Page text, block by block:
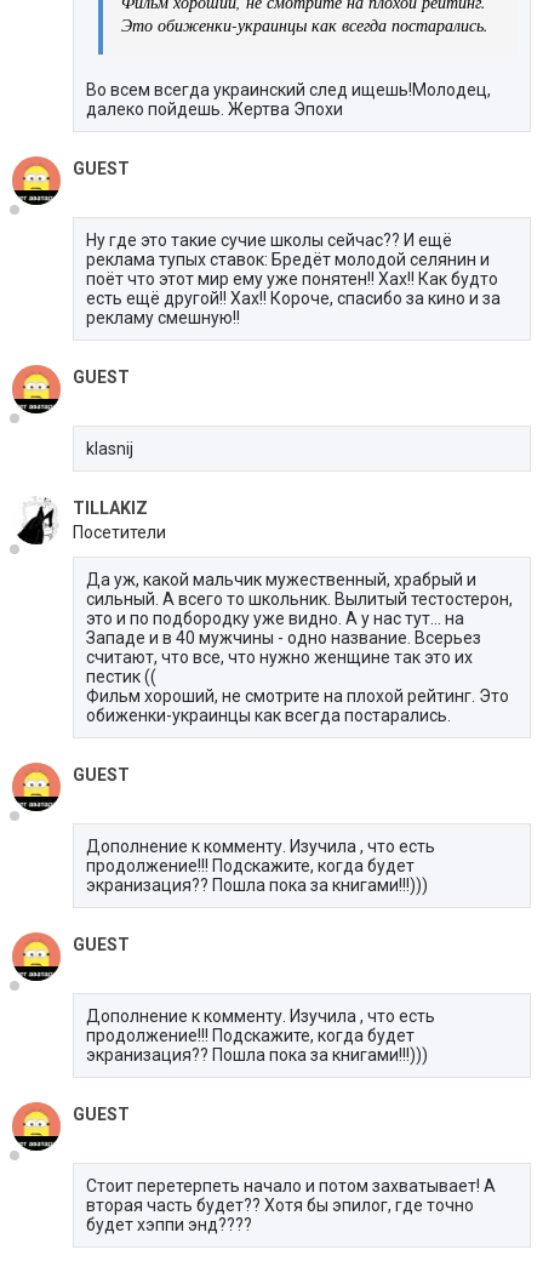
Это обиженки-украинцы как всегда постарались.
Во всем всегда украинский след ищешь!Молодец,
далеко пойдешь. Жертва Эпохи
GUEST
Ну где это такие сучие школы сейчас?? И ещё
реклама тупых ставок: Бредёт молодой селянин и
поёт что этот мир ему уже понятен!! Хах!! Как будто
есть ещё другой!! Хах!! Короче, спасибо за кино и за
рекламу смешную!!
GUEST
klasnij
TILLAKIZ
Посетители
Да уж, какой мальчик мужественный, храбрый и
сильный. А всего то школьник. Вылитый тестостерон,
это и по подбородку уже видно. А у нас тут... на
Западе и в 40 мужчины - одно название. Всерьез
считают, что все, что нужно женщине так это их
пестик ((
Фильм хороший, не смотрите на плохой рейтинг. Это
обиженки-украинцы как всегда постарались.
GUEST
Дополнение к комменту. Изучила , что есть
продолжение!!! Подскажите, когда будет
экранизация?? Пошла пока за книгами!!!)))
GUEST
Дополнение к комменту. Изучила , что есть
продолжение!!! Подскажите, когда будет
экранизация?? Пошла пока за книгами!!!)))
GUEST
Стоит перетерпеть начало и потом захватывает! А
вторая часть будет?? Хотя бы эпилог, где точно
будет хэппи энд????